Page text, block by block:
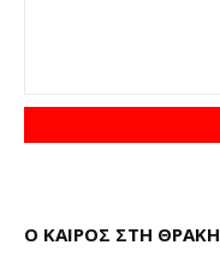
Ο ΚΑΙΡΟΣ ΣΤΗ ΘΡΑΚΗ